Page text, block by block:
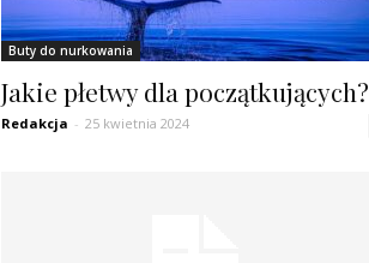
Buty do nurkowania
Jakie płetwy dla początkujących?
Redakcja - 25 kwietnia 2024